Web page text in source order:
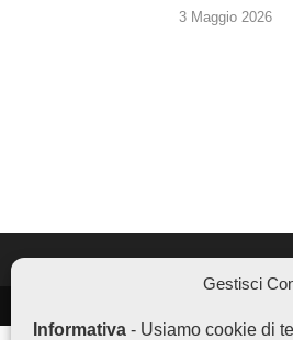
Gestisci
Informativa - Usiamo cookie di
3 Maggio 2026